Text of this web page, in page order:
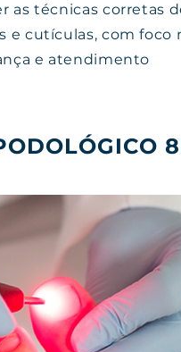
as técnicas corretas
e cutículas, com foco
e atendimento